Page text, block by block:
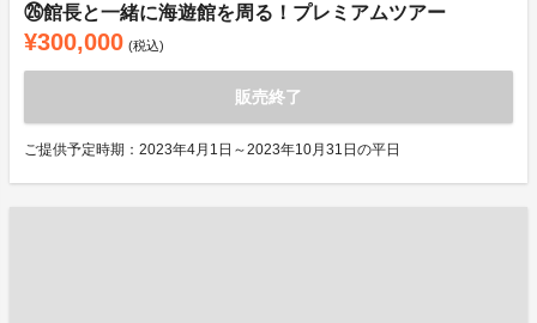
㉖館長と一緒に海遊館を周る！プレミアムツアー
¥300,000 (税込)
販売終了
ご提供予定時期：2023年4月1日～2023年10月31日の平日